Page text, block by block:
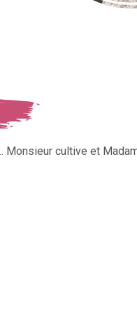
Monsieur cultive et